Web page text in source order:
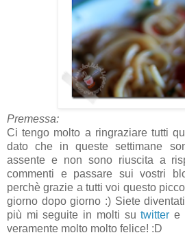
Premessa:
Ci tengo molto a ringraziare tutti
dato che in queste settimane
assente e non sono riuscita a
commenti e passare sui vostri
perchè grazie a tutti voi questo
giorno dopo giorno :) Siete
più mi seguite in molti sutwitter e
veramente molto molto felice! :D